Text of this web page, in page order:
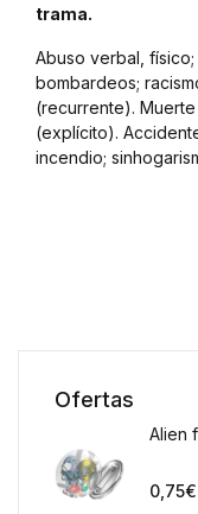
trama.
Abuso verbal,
bombardeos;
(recurrente).
(explícito).
incendio;
Ofertas
Alien
0,75€